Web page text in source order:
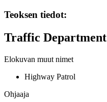
Teoksen tiedot:
Traffic Department
Elokuvan muut nimet
Highway Patrol
Ohjaaja